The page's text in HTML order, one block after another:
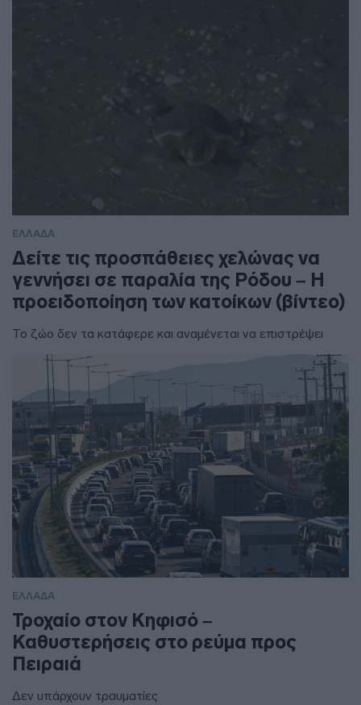
ΕΛΛΑΔΑ
Δείτε τις προσπάθειες χελώνας να
γεννήσει σε παραλία της Ρόδου – Η
προειδοποίηση των κατοίκων (βίντεο)
Το ζώο δεν τα κατάφερε και αναμένεται να επιστρέψει
ΕΛΛΑΔΑ
Τροχαίο στον Κηφισό –
Καθυστερήσεις στο ρεύμα προς
Πειραιά
Δεν υπάρχουν τραυματίες